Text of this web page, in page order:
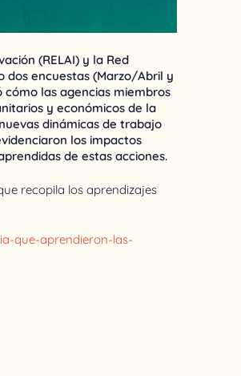
(RELAI) y la Red
dos encuestas (Marzo/Abril y
las agencias miembros
y económicos de la
dinámicas de trabajo
los impactos
de estas acciones.
recopila los aprendizajes
que-aprendieron-las-